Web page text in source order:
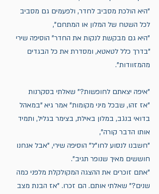
"היא הולכת מסביב לחדר, ולפעמים גם מסביב
לכל השטח של המלון או המתחם",
"היא גם מבקשת לנקות את החדר" הוסיפה שירי
"בדרך כלל לטאטא, ומסדרת את כל הבגדים
מהמזוודות".
"איפה יצאתם לחופשות?" שאלתי בסקרנות
"אז זהו, שבכל מיני מקומות" אמר גיא "במאהל
בדואי בנגב, במלון באילת, בצימר בגליל, ותמיד
אותו הדבר קורה",
"חשבנו לנסוע לחו"ל" הוסיפה שירי, "אבל אנחנו
חוששים מאיך שנופר תגיב".
"אתם זוכרים את ההצגה המקולקלת מלפני כמה
שנים?" שאלתי אותם. הם זכרו. "אז הבנת מצב